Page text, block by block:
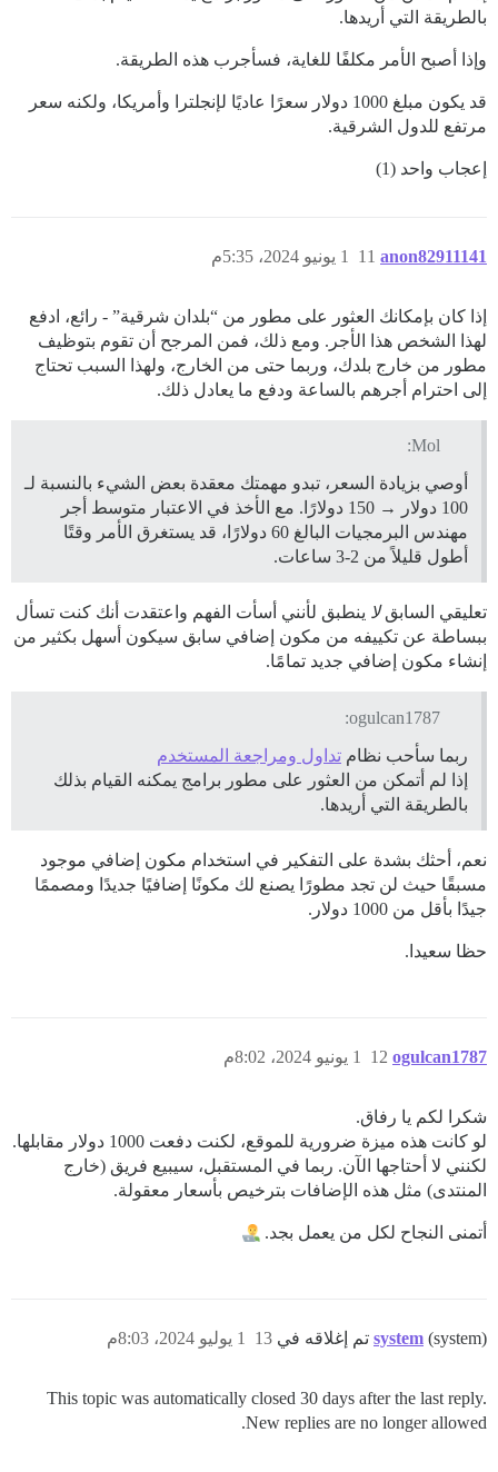
بالطريقة التي أريدها.
وإذا أصبح الأمر مكلفًا للغاية، فسأجرب هذه الطريقة.
قد يكون مبلغ 1000 دولار سعرًا عاديًا لإنجلترا وأمريكا، ولكنه سعر
مرتفع للدول الشرقية.
إعجاب واحد (1)
anon82911141 1 يونيو 2024، 5:35م 11
إذا كان بإمكانك العثور على مطور من “بلدان شرقية” - رائع، ادفع
لهذا الشخص هذا الأجر. ومع ذلك، فمن المرجح أن تقوم بتوظيف
مطور من خارج بلدك، وربما حتى من الخارج، ولهذا السبب تحتاج
إلى احترام أجرهم بالساعة ودفع ما يعادل ذلك.
Mol:
أوصي بزيادة السعر، تبدو مهمتك معقدة بعض الشيء بالنسبة لـ
100 دولار → 150 دولارًا. مع الأخذ في الاعتبار متوسط أجر
مهندس البرمجيات البالغ 60 دولارًا، قد يستغرق الأمر وقتًا
أطول قليلاً من 2-3 ساعات.
تعليقي السابقلا ينطبق لأنني أسأت الفهم واعتقدت أنك كنت تسأل
ببساطة عن تكييفه من مكون إضافي سابق سيكون أسهل بكثير من
إنشاء مكون إضافي جديد تمامًا.
ogulcan1787:
ربما سأحب نظام تداول ومراجعة المستخدم
إذا لم أتمكن من العثور على مطور برامج يمكنه القيام بذلك
بالطريقة التي أريدها.
نعم، أحثك بشدة على التفكير في استخدام مكون إضافي موجود
مسبقًا حيث لن تجد مطورًا يصنع لك مكونًا إضافيًا جديدًا ومصممًا
جيدًا بأقل من 1000 دولار.
حظا سعيدا.
ogulcan1787 1 يونيو 2024، 8:02م 12
شكرا لكم يا رفاق.
لو كانت هذه ميزة ضرورية للموقع، لكنت دفعت 1000 دولار مقابلها.
لكنني لا أحتاجها الآن. ربما في المستقبل، سيبيع فريق (خارج
المنتدى) مثل هذه الإضافات بترخيص بأسعار معقولة.
أتمنى النجاح لكل من يعمل بجد.
system (system) تم إغلاقه في 1 يوليو 2024، 8:03م 13
This topic was automatically closed 30 days after the last reply.
New replies are no longer allowed.